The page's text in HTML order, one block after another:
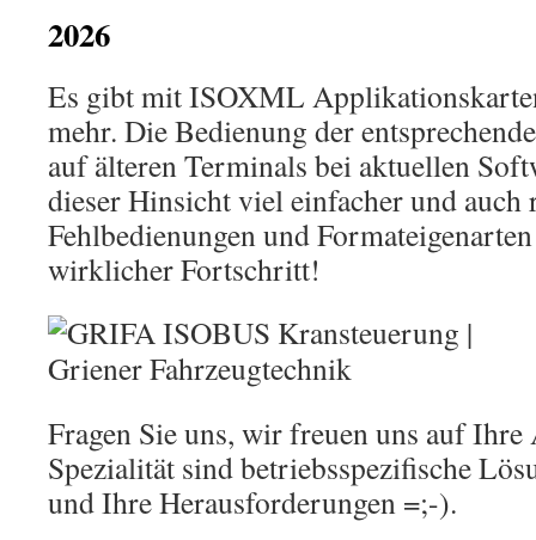
2026
Es gibt mit ISOXML
mehr. Die Bedienung der
auf älteren Terminals bei aktuellen
dieser Hinsicht viel einfacher und auch
Fehlbedienungen und
wirklicher Fortschritt!
Fragen Sie uns, wir freuen uns auf Ihre
Spezialität sind betriebsspezifische
und Ihre Herausforderungen =;-).